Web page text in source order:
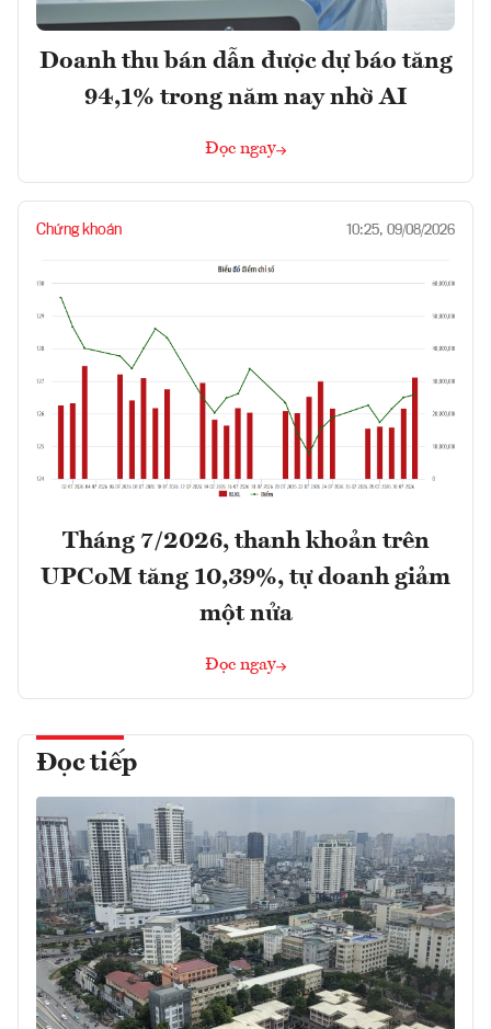
Doanh thu bán dẫn được dự báo tăng
94,1% trong năm nay nhờ AI
Đọc ngay
Chứng khoán 10:25, 09/08/2026
Tháng 7/2026, thanh khoản trên
UPCoM tăng 10,39%, tự doanh giảm
một nửa
Đọc ngay
Đọc tiếp